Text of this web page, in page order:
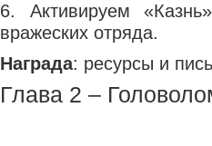
6. Активируем
вражеских отряда.
Награда: ресурсы и
Глава 2 –